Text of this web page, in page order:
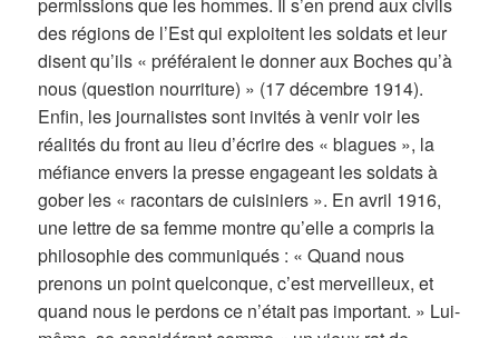
permissions que les hommes. Il s’en prend aux civils
des régions de l’Est qui exploitent les soldats et leur
disent qu’ils « préféraient le donner aux Boches qu’à
nous (question nourriture) » (17 décembre 1914).
Enfin, les journalistes sont invités à venir voir les
réalités du front au lieu d’écrire des « blagues », la
méfiance envers la presse engageant les soldats à
gober les « racontars de cuisiniers ». En avril 1916,
une lettre de sa femme montre qu’elle a compris la
philosophie des communiqués : « Quand nous
prenons un point quelconque, c’est merveilleux, et
quand nous le perdons ce n’était pas important. » Lui-